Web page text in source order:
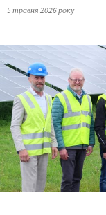
5 травня 2026 року